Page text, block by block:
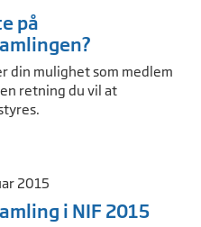
på
din mulighet som medlem
retning du vil at
2015
i NIF 2015